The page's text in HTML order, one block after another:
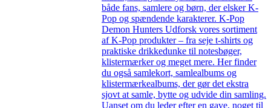
både fans, samlere og børn, der elsker K-
Pop og spændende karakterer. K-Pop
Demon Hunters Udforsk vores sortiment
af K-Pop produkter – fra seje t-shirts og
praktiske drikkedunke til notesbøger,
klistermærker og meget mere. Her finder
du også samlekort, samlealbums og
klistermærkealbums, der gør det ekstra
sjovt at samle, bytte og udvide din samling.
Uanset om du leder efter en gave, noget til